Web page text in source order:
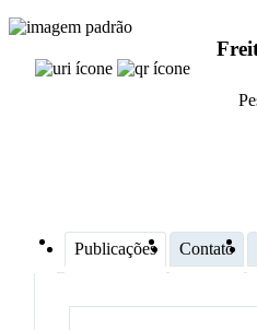
Publicações Contato